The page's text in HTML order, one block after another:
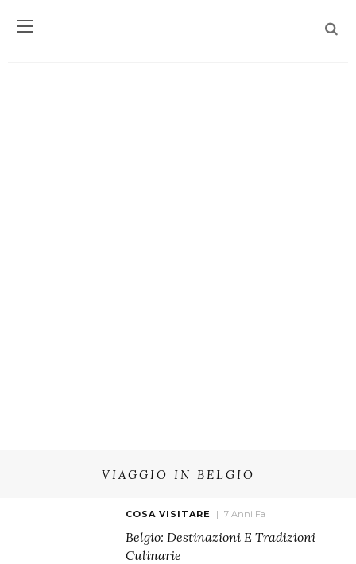
VIAGGIO IN BELGIO
COSA VISITARE 7 Anni Fa
Belgio: Destinazioni E Tradizioni
Culinarie